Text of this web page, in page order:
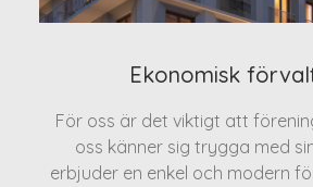
Ekonomisk
För oss är det viktigt att
oss känner sig trygga med
erbjuder en enkel och modern